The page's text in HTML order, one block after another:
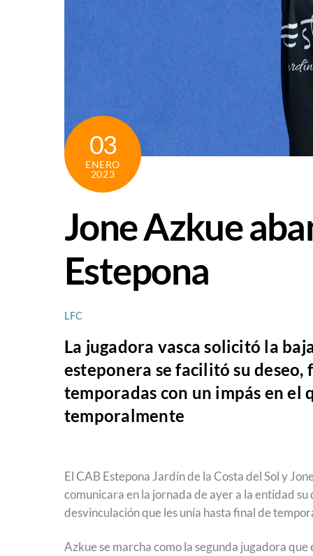
03
ENERO
2023
Jone Azkue
Estepona
LFC
La jugadora vasca solicitó la
esteponera se facilitó su
temporadas con un impás en el
temporalmente
El CAB Estepona Jardín de la Costa del Sol y
comunicara en la jornada de ayer a la entidad
desvinculación que les unía hasta final de
Azkue se marcha como la segunda jugadora